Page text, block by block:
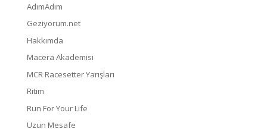
AdımAdım
Geziyorum.net
Hakkımda
Macera Akademisi
MCR Racesetter Yarışları
Ritim
Run For Your Life
Uzun Mesafe